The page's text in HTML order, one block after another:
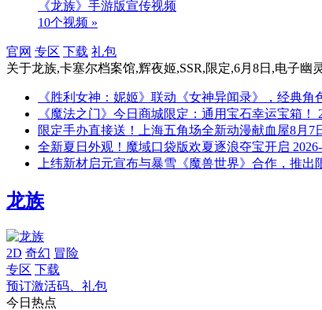
《龙族》手游版宣传视频
10个视频 »
官网 专区 下载 礼包
关于龙族,卡塞尔档案馆,辉夜姬,SSR,限定,6月8日,电子幽
《胜利女神：妮姬》联动《女神异闻录》，经典角
《魔法之门》今日商城限定：通用宝石幸运宝箱！
限定手办直接送！上海五角场全新动漫献血屋8月7
全新夏日外观！魔域口袋版欢夏逐浪夺宝开启
上纬新材启元宣布与暴雪《魔兽世界》合作，推出
龙族
2D 奇幻 冒险
专区 下载
预订激活码、礼包
今日热点